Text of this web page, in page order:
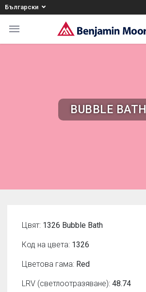
Български
BUBBLE BATH
Цвят: 1326 Bubble Bath
Код на цвета: 1326
Цветова гама: Red
LRV (светлоотразяване): 48.74